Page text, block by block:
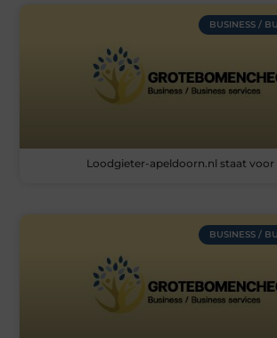
BUSINESS /
Loodgieter-apeldoorn.nl staat voor
BUSINESS /